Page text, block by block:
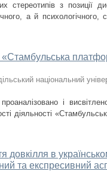
стереотипів з позиції
а й психологічного,
«Стамбульська
національний
і
діяльності
довкілля в
та експресивний